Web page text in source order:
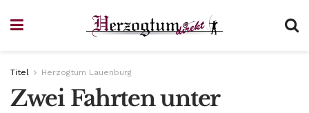
Titel Herzogtum Lauenburg
Zwei Fahrten unter